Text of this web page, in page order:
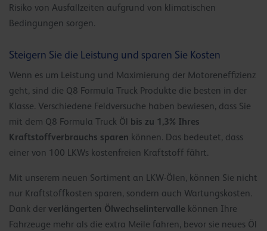
Risiko von Ausfallzeiten aufgrund von klimatischen
Bedingungen sorgen.
Steigern Sie die Leistung und sparen Sie Kosten
Wenn es um Leistung und Maximierung der Motoreneffizienz
geht, sind die Q8 Formula Truck Produkte die besten in der
Klasse. Verschiedene Feldversuche haben bewiesen, dass Sie
mit dem Q8 Formula Truck Öl bis zu 1,3% Ihres
Kraftstoffverbrauchs sparen können. Das bedeutet, dass
einer von 100 LKWs kostenfreien Kraftstoff fährt.
Mit unserem neuen Sortiment an LKW-Ölen, können Sie nicht
nur Kraftstoffkosten sparen, sondern auch Wartungskosten.
Dank der verlängerten Ölwechselintervalle können Ihre
Fahrzeuge mehr als die extra Meile fahren, bevor sie neues Öl